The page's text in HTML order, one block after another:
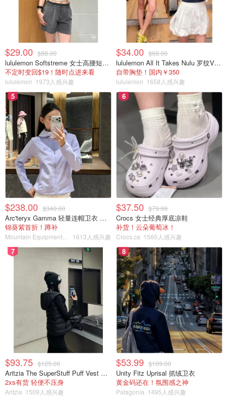
$29.00 $88.00
lululemon Softstreme 女士高腰短裤 10cm
不定时变回$19！随时点进来看
lululemon 1973人感兴趣
$34.00 $68.00
lululemon All It Takes Nulu 罗纹V领短袖T恤
自带胸垫！国内￥350
lululemon 1658人感兴趣
5
$238.00 $340.00
Arc'teryx Gamma 轻量连帽卫衣 女款
锦葵紫首折！蹲补
1613人感兴趣
6
$37.50 $79.99
Crocs 女士经典厚底凉鞋
补货！云朵葡萄冰！
Crocs.ca 1560人感兴趣
7
$93.75 $125.00
Aritzia The SuperStuff Puff Vest 轻盈亮面马甲
2xs有货 轻便不压身
Aritzia 1509人感兴趣
8
$53.99 $109.00
Unity Fitz Uprisal 抓绒卫衣
黄金码还在！氛围感之神
Patagonia 1495人感兴趣